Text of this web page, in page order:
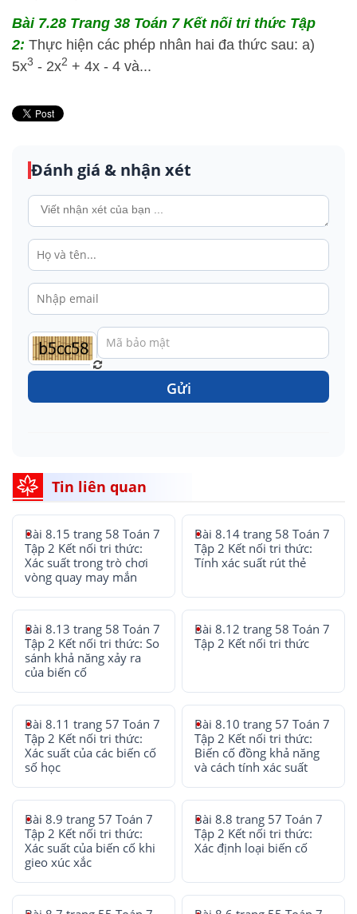
Bài 7.28 Trang 38 Toán 7 Kết nối tri thức Tập
2: Thực hiện các phép nhân hai đa thức sau: a)
5x3 - 2x2 + 4x - 4 và...
Đánh giá & nhận xét
Gửi
Tin liên quan
Bài 8.15 trang 58 Toán 7
Tập 2 Kết nối tri thức:
Xác suất trong trò chơi
vòng quay may mắn
Bài 8.14 trang 58 Toán 7
Tập 2 Kết nối tri thức:
Tính xác suất rút thẻ
Bài 8.13 trang 58 Toán 7
Tập 2 Kết nối tri thức: So
sánh khả năng xảy ra
của biến cố
Bài 8.12 trang 58 Toán 7
Tập 2 Kết nối tri thức
Bài 8.11 trang 57 Toán 7
Tập 2 Kết nối tri thức:
Xác suất của các biến cố
số học
Bài 8.10 trang 57 Toán 7
Tập 2 Kết nối tri thức:
Biến cố đồng khả năng
và cách tính xác suất
Bài 8.9 trang 57 Toán 7
Tập 2 Kết nối tri thức:
Xác suất của biến cố khi
gieo xúc xắc
Bài 8.8 trang 57 Toán 7
Tập 2 Kết nối tri thức:
Xác định loại biến cố